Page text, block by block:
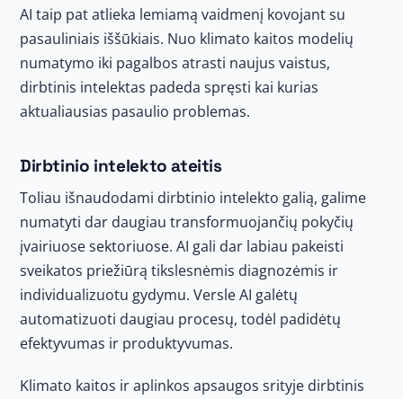
AI taip pat atlieka lemiamą vaidmenį kovojant su
pasauliniais iššūkiais. Nuo klimato kaitos modelių
numatymo iki pagalbos atrasti naujus vaistus,
dirbtinis intelektas padeda spręsti kai kurias
aktualiausias pasaulio problemas.
Dirbtinio intelekto ateitis
Toliau išnaudodami dirbtinio intelekto galią, galime
numatyti dar daugiau transformuojančių pokyčių
įvairiuose sektoriuose. AI gali dar labiau pakeisti
sveikatos priežiūrą tikslesnėmis diagnozėmis ir
individualizuotu gydymu. Versle AI galėtų
automatizuoti daugiau procesų, todėl padidėtų
efektyvumas ir produktyvumas.
Klimato kaitos ir aplinkos apsaugos srityje dirbtinis